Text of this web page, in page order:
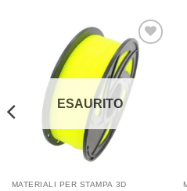
Aggiungi
alla lista
dei
desideri
ESAURITO
MATERIALI PER STAMPA 3D